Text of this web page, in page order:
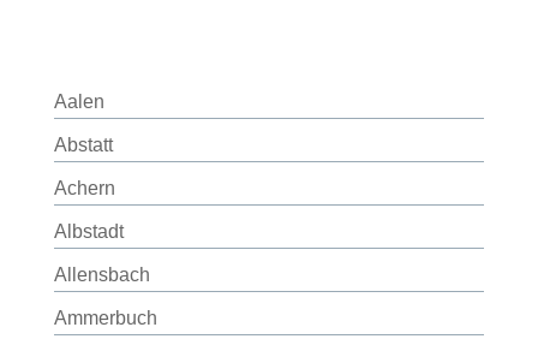
Aalen
Abstatt
Achern
Albstadt
Allensbach
Ammerbuch